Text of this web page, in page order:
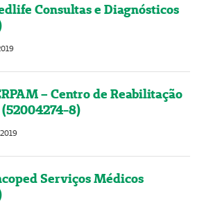
Consultas e Diagnósticos
– Centro de Reabilitação
8)
Serviços Médicos